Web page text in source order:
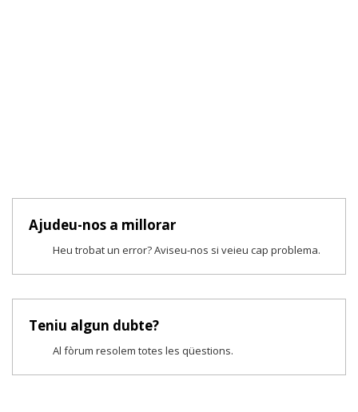
Ajudeu-nos a millorar
Heu trobat un error? Aviseu-nos si veieu cap problema.
Teniu algun dubte?
Al fòrum resolem totes les qüestions.